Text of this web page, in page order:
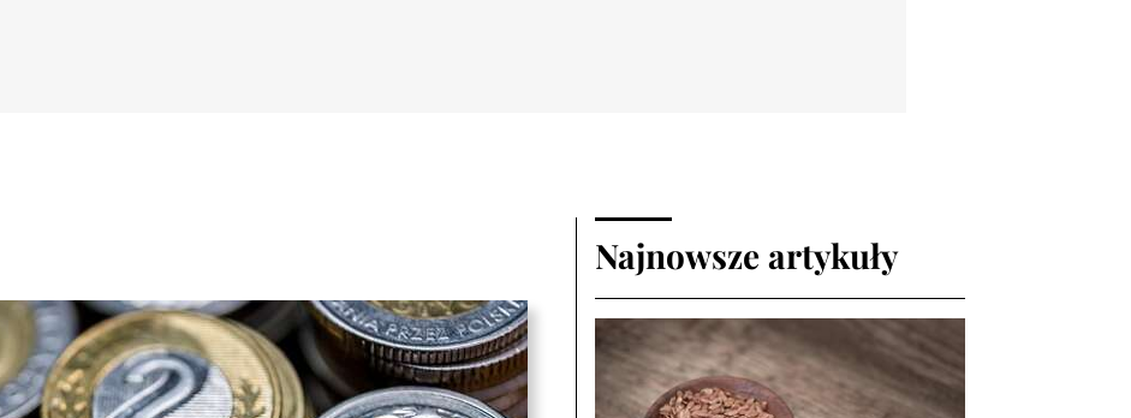
Najnowsze artykuły